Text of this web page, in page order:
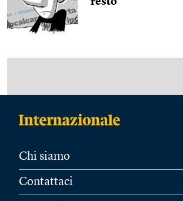
Chi siamo
Contattaci